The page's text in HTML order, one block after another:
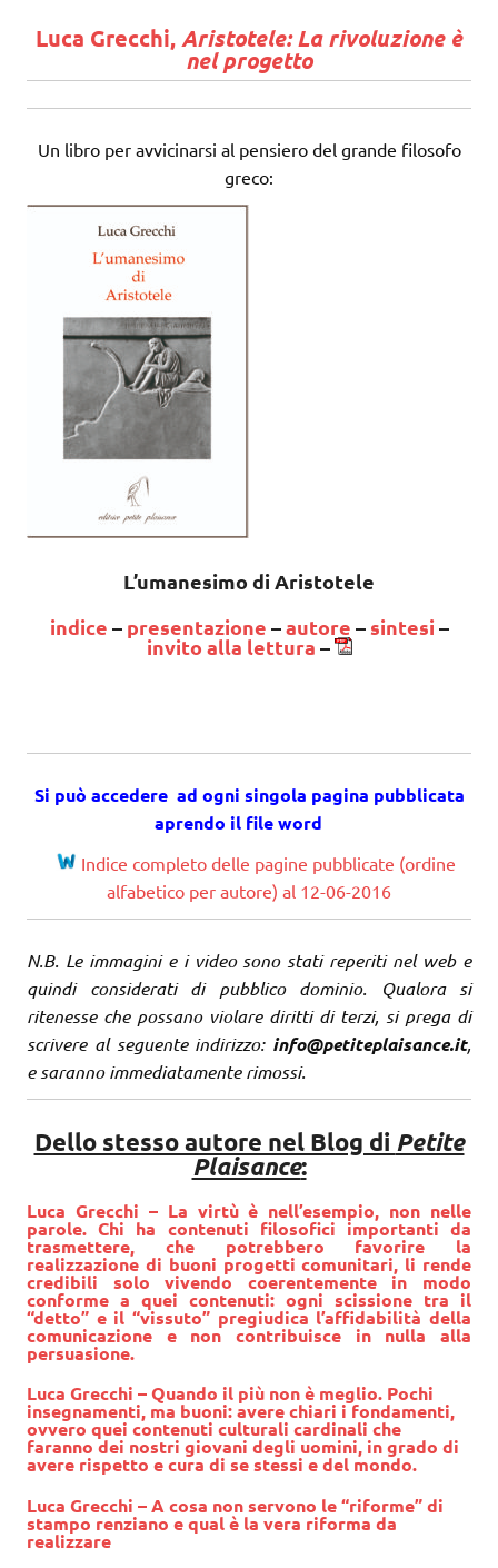
Luca Grecchi, Aristotele: La rivoluzione è
nel progetto
Un libro per avvicinarsi al pensiero del grande filosofo
greco:
L’umanesimo di Aristotele
indice – presentazione –autore – sintesi–
invito alla lettura –
Si può accedere ad ogni singola pagina pubblicata
aprendo il file word
Indice completo delle pagine pubblicate (ordine
alfabetico per autore) al 12-06-2016
N.B. Le immagini e i video sono stati reperiti nel web e
quindi considerati di pubblico dominio. Qualora si
ritenesse che possano violare diritti di terzi, si prega di
scrivere al seguente indirizzo: info@petiteplaisance.it,
e saranno immediatamente rimossi.
Dello stesso autore nel Blog di Petite
Plaisance:
Luca Grecchi – La virtù è nell’esempio, non nelle
parole. Chi ha contenuti filosofici importanti da
trasmettere, che potrebbero favorire la
realizzazione di buoni progetti comunitari, li rende
credibili solo vivendo coerentemente in modo
conforme a quei contenuti: ogni scissione tra il
“detto” e il “vissuto” pregiudica l’affidabilità della
comunicazione e non contribuisce in nulla alla
persuasione.
Luca Grecchi – Quando il più non è meglio. Pochi
insegnamenti, ma buoni: avere chiari i fondamenti,
ovvero quei contenuti culturali cardinali che
faranno dei nostri giovani degli uomini, in grado di
avere rispetto e cura di se stessi e del mondo.
Luca Grecchi – A cosa non servono le “riforme” di
stampo renziano e qual è la vera riforma da
realizzare